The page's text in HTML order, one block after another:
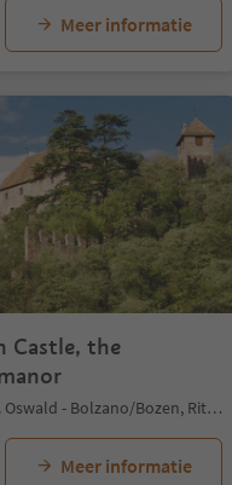
Meer informatie
Castle, the
S. Osvaldo/St. Oswald - Bolzano/Bozen, Ritten/Renon, Bolzano/Bozen and environs
Meer informatie